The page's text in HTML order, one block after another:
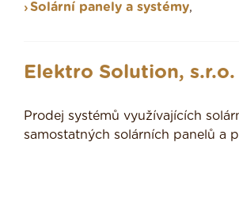
Solární panely a systémy,
Elektro Solution, s.r.o.
Prodej systémů využívajících
samostatných solárních panelů a